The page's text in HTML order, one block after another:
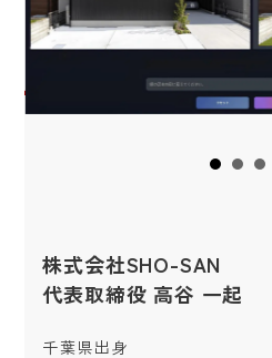
株式会社SHO-SAN
代表取締役 高谷 一起
千葉県出身